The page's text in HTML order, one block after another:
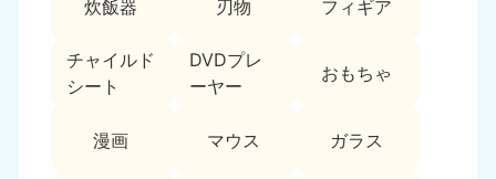
炊飯器 刃物 フィギア
チャイルド
シート
DVDプレ
ーヤー
おもちゃ
漫画 マウス ガラス
050-1881-5249 050-1881-5254
滋賀県
9:00〜19:00 年中無休 9:00〜19:00 年中無休